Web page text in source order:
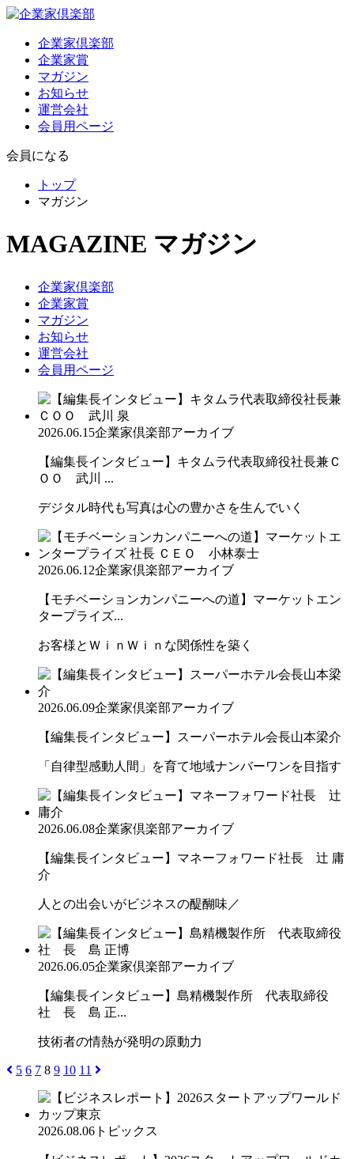
企業家倶楽部
企業家賞
マガジン
お知らせ
運営会社
会員用ページ
会員になる
トップ
マガジン
MAGAZINE マガジン
企業家倶楽部
企業家賞
マガジン
お知らせ
運営会社
会員用ページ
2026.06.15企業家倶楽部アーカイブ
【編集長インタビュー】キタムラ代表取締役社長兼Ｃ
ＯＯ 武川 ...
デジタル時代も写真は心の豊かさを生んでいく
2026.06.12企業家倶楽部アーカイブ
【モチベーションカンパニーへの道】マーケットエン
タープライズ...
お客様とＷｉｎＷｉｎな関係性を築く
2026.06.09企業家倶楽部アーカイブ
【編集長インタビュー】スーパーホテル会長山本梁介
「自律型感動人間」を育て地域ナンバーワンを目指す
2026.06.08企業家倶楽部アーカイブ
【編集長インタビュー】マネーフォワード社長 辻 庸
介
人との出会いがビジネスの醍醐味／
2026.06.05企業家倶楽部アーカイブ
【編集長インタビュー】島精機製作所 代表取締役
社 長 島 正...
技術者の情熱が発明の原動力
5 6 7 8 9 10 11
2026.08.06 トピックス